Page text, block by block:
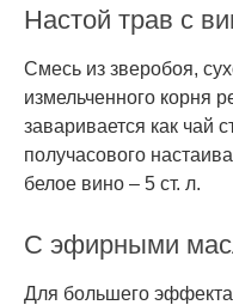
Настой трав с
Смесь из зверобоя,
измельченного корня
заваривается как чай
получасового
белое вино – 5 ст. л.
С эфирными
Для большего